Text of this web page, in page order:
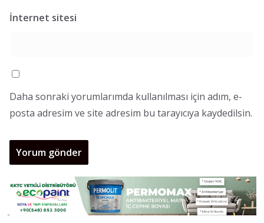
İnternet sitesi
Daha sonraki yorumlarımda kullanılması için adım, e-
posta adresim ve site adresim bu tarayıcıya kaydedilsin.